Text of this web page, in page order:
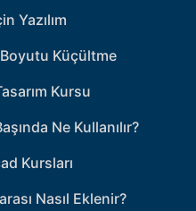
Yazılım
Küçültme
Kursu
Ne Kullanılır?
Kursları
Nasıl Eklenir?